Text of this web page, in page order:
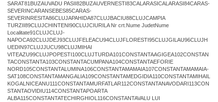
SARAT81BUZAUVADU PASII82BUZAUVERNESTI83CALARASICALARASI84CARAS-
SEVERINCARANSEBES85CARAS-
SEVERINRESITA86CLUJAPAHIDA87CLUJBACIU88CLUJCAMPIA
TURZII89CLUJCHINTENI90CLUJCIURILA Nr crt.Nume JudetNume
Localitate91CLUJCLUJ-
NAPOCA92CLUJDEJ93CLUJFELEACU94CLUJFLORESTI95CLUJGILAU96CLUJH
UEDIN97CLUJJUCU98CLUJMIHAI
VITEAZU99CLUJPOPESTI100CLUJTURDA101CONSTANTAAGIGEA102CONSTAN
TACONSTANTA103CONSTANTACUMPANA104CONSTANTAEFORIE
NORD105CONSTANTALUMINA106CONSTANTAMAMAIA107CONSTANTAMAMAIA-
SAT108CONSTANTAMANGALIA109CONSTANTAMEDGIDIA110CONSTANTAMIHAIL
KOGALNICEANU111CONSTANTAMURFATLAR112CONSTANTANAVODARI113CON
STANTAOVIDIU114CONSTANTAPOARTA
ALBA115CONSTANTATECHIRGHIOL116CONSTANTAVALU LUI